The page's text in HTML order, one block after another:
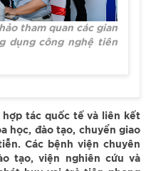
tham quan các gian
dụng công nghệ tiên
tác quốc tế và liên kết
học, đào tạo, chuyển giao
Các bệnh viện chuyên
tạo, viện nghiên cứu và